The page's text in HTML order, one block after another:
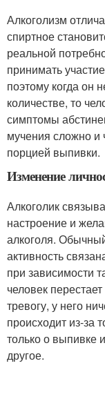
Алкоголизм
спиртное
реальной
принимать
поэтому когда он
количестве, то
симптомы
мучения сложно и
порцией выпивки.
Изменение
Алкоголик
настроение и
алкоголя.
активность
при зависимости
человек
тревогу, у него
происходит из-за
только о выпивке
другое.